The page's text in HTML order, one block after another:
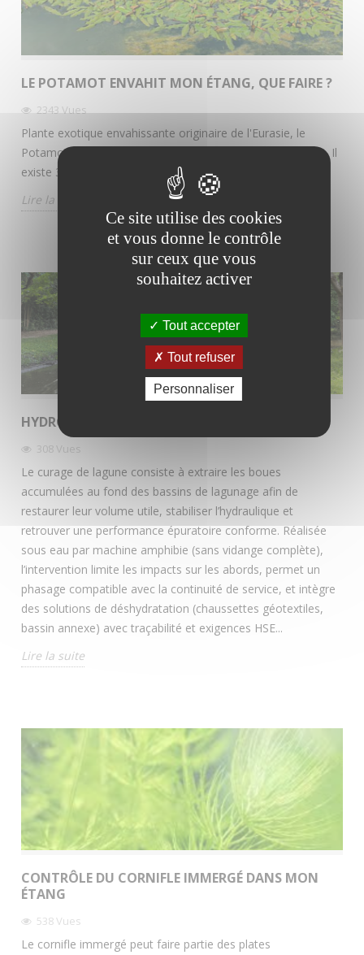
LE POTAMOT ENVAHIT MON ÉTANG, QUE FAIRE ?
2343Vues
Plante exotique envahissante originaire de l'Eurasie, le
Potamot se retrouve aujourd'hui sur les autres continents. Il
existe 3 espèces différentes de cette plante.
Lire la suite
HYDROCURAGE DE LAGUNE
308 Vues
Le curage de lagune consiste à extraire les boues
accumulées au fond des bassins de lagunage afin de
restaurer leur volume utile, stabiliser l’hydraulique et
retrouver une performance épuratoire conforme. Réalisée
sous eau par machine amphibie (sans vidange complète),
l’intervention limite les impacts sur les abords, permet un
phasage compatible avec la continuité de service, et intègre
des solutions de déshydratation (chaussettes géotextiles,
bassin annexe) avec traçabilité et exigences HSE...
Lire la suite
CONTRÔLE DU CORNIFLE IMMERGÉ DANS MON
ÉTANG
538Vues
Le cornifle immergé peut faire partie des plates
Ce site utilise des cookies
et vous donne le contrôle
sur ceux que vous
souhaitez activer
Tout accepter
Tout refuser
Personnaliser